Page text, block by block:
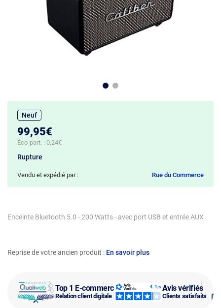
Top 1 E-commerce
Relation client digitale
Avis vérifiés
Clients satisfaits
Reprise de votre ancien produit : En savoir plus
Enceinte Bluetooth 5.0 - 200 Watts - avec port USB et entrée AUX
Neuf
99,95€
Éco-part. : 0,24€
Rupture
Vendu et expédié par : Rue du Commerce